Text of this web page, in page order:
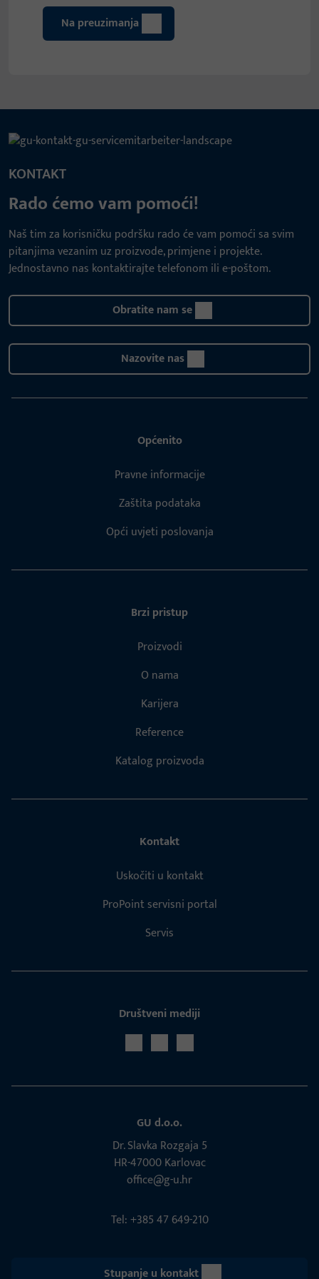
Na preuzimanja
KONTAKT
Rado ćemo vam pomoći!
Naš tim za korisničku podršku rado će vam pomoći sa svim
pitanjima vezanim uz proizvode, primjene i projekte.
Jednostavno nas kontaktirajte telefonom ili e-poštom.
Obratite nam se
Nazovite nas
Općenito
Pravne informacije
Zaštita podataka
Opći uvjeti poslovanja
Brzi pristup
Proizvodi
O nama
Karijera
Reference
Katalog proizvoda
Kontakt
Uskočiti u kontakt
ProPoint servisni portal
Servis
Društveni mediji
GU d.o.o.
Dr. Slavka Rozgaja 5
HR-47000 Karlovac
office@g-u.hr
Tel: +385 47 649-210
Stupanje u kontakt